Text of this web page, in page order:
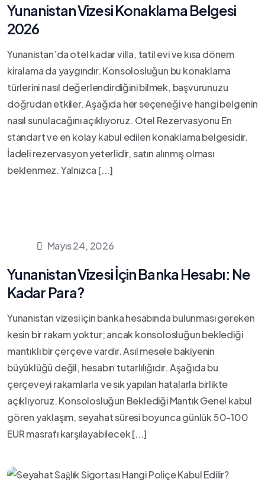
Yunanistan Vizesi Konaklama Belgesi
2026
Yunanistan’da otel kadar villa, tatil evi ve kısa dönem
kiralama da yaygındır. Konsolosluğun bu konaklama
türlerini nasıl değerlendirdiğini bilmek, başvurunuzu
doğrudan etkiler. Aşağıda her seçeneği ve hangi belgenin
nasıl sunulacağını açıklıyoruz. Otel Rezervasyonu En
standart ve en kolay kabul edilen konaklama belgesidir.
İadeli rezervasyon yeterlidir, satın alınmış olması
beklenmez. Yalnızca [...]
Mayıs 24, 2026
Yunanistan Vizesi İçin Banka Hesabı: Ne
Kadar Para?
Yunanistan vizesi için banka hesabında bulunması gereken
kesin bir rakam yoktur; ancak konsolosluğun beklediği
mantıklı bir çerçeve vardır. Asıl mesele bakiyenin
büyüklüğü değil, hesabın tutarlılığıdır. Aşağıda bu
çerçeveyi rakamlarla ve sık yapılan hatalarla birlikte
açıklıyoruz. Konsolosluğun Beklediği Mantık Genel kabul
gören yaklaşım, seyahat süresi boyunca günlük 50-100
EUR masrafı karşılayabilecek [...]